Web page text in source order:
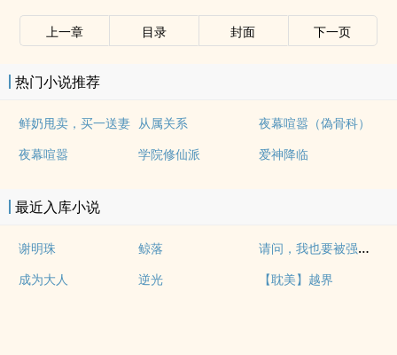
上一章 目录 封面 下一页
热门小说推荐
鲜奶甩卖，买一送妻 从属关系
夜幕喧嚣（偽骨科）
夜幕喧嚣
学院修仙派 爱神降临
最近入库小说
谢明珠 鲸落 请问，我也要被强制吗（abo np）
成为大人 逆光 【耽美】越界